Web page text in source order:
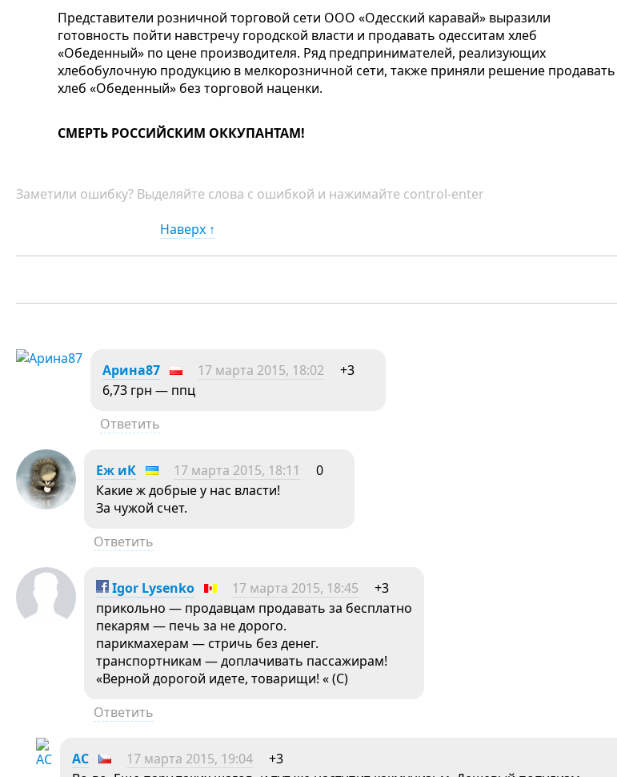
Представители розничной торговой сети ООО «Одесский каравай» выразили
готовность пойти навстречу городской власти и продавать одесситам хлеб
«Обеденный» по цене производителя. Ряд предпринимателей, реализующих
хлебобулочную продукцию в мелкорозничной сети, также приняли решение продавать
хлеб «Обеденный» без торговой наценки.
СМЕРТЬ РОССИЙСКИМ ОККУПАНТАМ!
Заметили ошибку? Выделяйте слова с ошибкой и нажимайте control-enter
Наверх ↑
Арина87 17 марта 2015, 18:02
+3
6,73 грн — ппц
Ответить
Еж иК 17 марта 2015, 18:11
0
Какие ж добрые у нас власти!
За чужой счет.
Ответить
Igor Lysenko 17 марта 2015, 18:45
+3
прикольно — продавцам продавать за бесплатно
пекарям — печь за не дорого.
парикмахерам — стричь без денег.
транспортникам — доплачивать пассажирам!
«Верной дорогой идете, товарищи! « (С)
Ответить
АC 17 марта 2015, 19:04
+3